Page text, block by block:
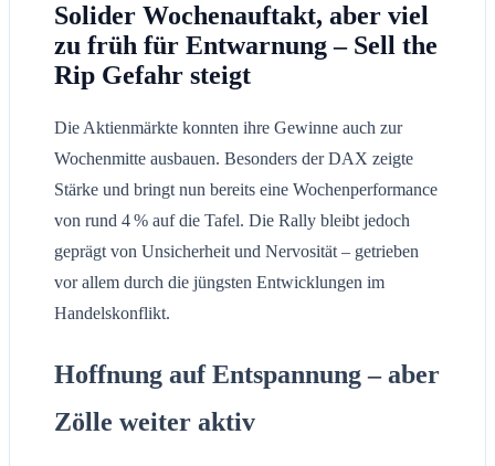
Solider Wochenauftakt, aber viel
zu früh für Entwarnung – Sell the
Rip Gefahr steigt
Die Aktienmärkte konnten ihre Gewinne auch zur
Wochenmitte ausbauen. Besonders der DAX zeigte
Stärke und bringt nun bereits eine Wochenperformance
von rund 4 % auf die Tafel. Die Rally bleibt jedoch
geprägt von Unsicherheit und Nervosität – getrieben
vor allem durch die jüngsten Entwicklungen im
Handelskonflikt.
Hoffnung auf Entspannung – aber
Zölle weiter aktiv